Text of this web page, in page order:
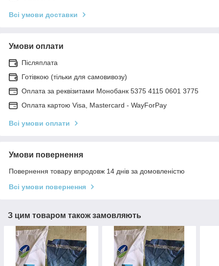
Всі умови доставки
Умови оплати
Післяплата
Готівкою (тільки для самовивозу)
Оплата за реквізитами Монобанк 5375 4115 0601 3775
Оплата картою Visa, Mastercard - WayForPay
Всі умови оплати
Умови повернення
Повернення товару впродовж 14 днів за домовленістю
Всі умови повернення
З цим товаром також замовляють